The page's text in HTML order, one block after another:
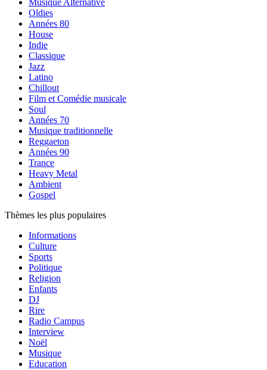
Musique Alternative
Oldies
Années 80
House
Indie
Classique
Jazz
Latino
Chillout
Film et Comédie musicale
Soul
Années 70
Musique traditionnelle
Reggaeton
Années 90
Trance
Heavy Metal
Ambient
Gospel
Thèmes les plus populaires
Informations
Culture
Sports
Politique
Religion
Enfants
DJ
Rire
Radio Campus
Interview
Noël
Musique
Education